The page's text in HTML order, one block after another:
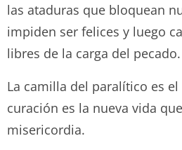
las ataduras que bloquean
impiden ser felices y luego
libres de la carga del pecado.
La camilla del paralítico es
curación es la nueva vida
misericordia.